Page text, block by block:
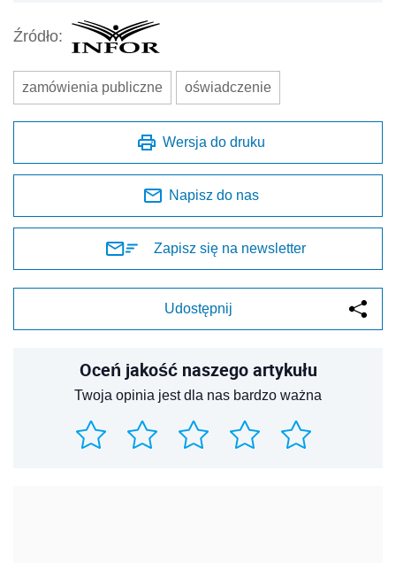
Źródło:
zamówienia publiczne oświadczenie
Wersja do druku
Napisz do nas
Zapisz się na newsletter
Udostępnij
Oceń jakość naszego artykułu
Twoja opinia jest dla nas bardzo ważna